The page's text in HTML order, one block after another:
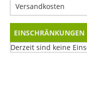
Versandkosten
EINSCHRÄNKUNGEN
Derzeit sind keine